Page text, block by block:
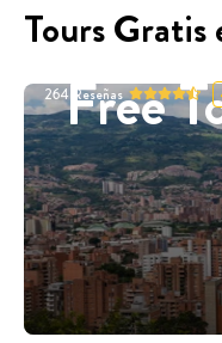
Tours Gratis
Free
264 Reseñas